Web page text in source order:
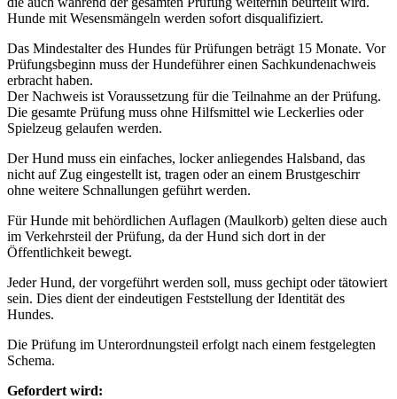
Hunde mit Wesensmängeln werden sofort disqualifiziert.
Das Mindestalter des Hundes für Prüfungen beträgt 15 Monate. Vor
Prüfungsbeginn muss der Hundeführer einen Sachkundenachweis
erbracht haben.
Der Nachweis ist Voraussetzung für die Teilnahme an der Prüfung.
Die gesamte Prüfung muss ohne Hilfsmittel wie Leckerlies oder
Spielzeug gelaufen werden.
Der Hund muss ein einfaches, locker anliegendes Halsband, das
nicht auf Zug eingestellt ist, tragen oder an einem Brustgeschirr
ohne weitere Schnallungen geführt werden.
Für Hunde mit behördlichen Auflagen (Maulkorb) gelten diese auch
im Verkehrsteil der Prüfung, da der Hund sich dort in der
Öffentlichkeit bewegt.
Jeder Hund, der vorgeführt werden soll, muss gechipt oder tätowiert
sein. Dies dient der eindeutigen Feststellung der Identität des
Hundes.
Die Prüfung im Unterordnungsteil erfolgt nach einem festgelegten
Schema.
Gefordert wird: